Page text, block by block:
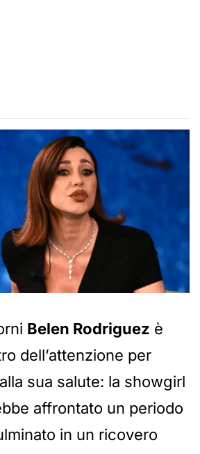
Belen Rodriguez è
dell’attenzione per
sua salute: la showgirl
affrontato un periodo
in un ricovero